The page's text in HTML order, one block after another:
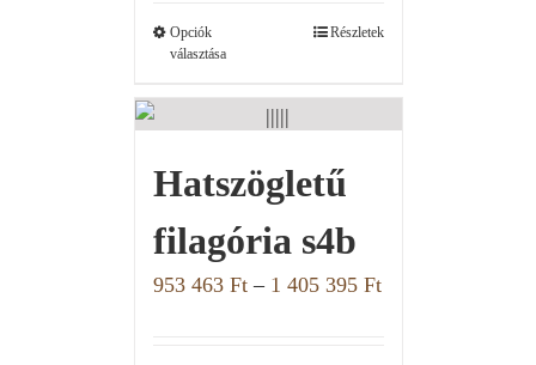
Opciók
választása
Részletek
Hatszögletű
filagória s4b
953 463 Ft– 1 405 395 Ft